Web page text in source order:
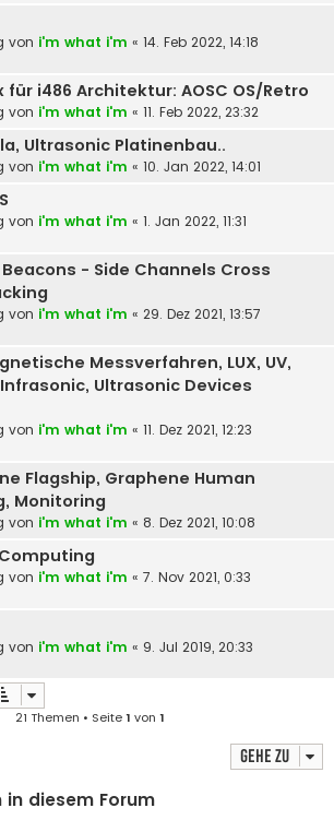
von i'm what i'm « 14. Feb 2022, 14:18
für i486 Architektur: AOSC OS/Retro
von i'm what i'm « 11. Feb 2022, 23:32
Ultrasonic Platinenbau..
von i'm what i'm « 10. Jan 2022, 14:01
von i'm what i'm « 1. Jan 2022, 11:31
- Side Channels Cross
von i'm what i'm « 29. Dez 2021, 13:57
Messverfahren, LUX, UV,
Infrasonic, Ultrasonic Devices
von i'm what i'm « 11. Dez 2021, 12:23
Flagship, Graphene Human
Monitoring
von i'm what i'm « 8. Dez 2021, 10:08
von i'm what i'm « 7. Nov 2021, 0:33
von i'm what i'm « 9. Jul 2019, 20:33
21 Themen • Seite1 von 1
Gehe zu
diesem Forum